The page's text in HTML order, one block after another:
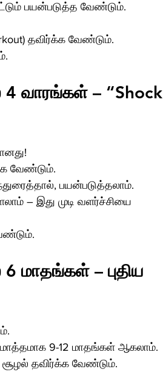
பயன்படுத்த வேண்டும்.
தவிர்க்க வேண்டும்.
4 வாரங்கள் – “Shock
வேண்டும்.
பயன்படுத்தலாம்.
– இது முடி வளர்ச்சியை
மாதங்கள் – புதிய
9-12 மாதங்கள் ஆகலாம்.
சூழல் தவிர்க்க வேண்டும்.